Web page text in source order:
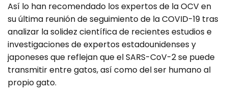
Así lo han recomendado los expertos de la OCV en
su última reunión de seguimiento de la COVID-19 tras
analizar la solidez científica de recientes estudios e
investigaciones de expertos estadounidenses y
japoneses que reflejan que el SARS-CoV-2 se puede
transmitir entre gatos, así como del ser humano al
propio gato.